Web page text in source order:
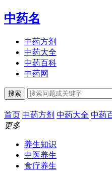
中药名
中药方剂
中药大全
中药百科
中药网
搜索
首页 中药方剂 中药大全 中药
更多
养生知识
中医养生
食疗养生